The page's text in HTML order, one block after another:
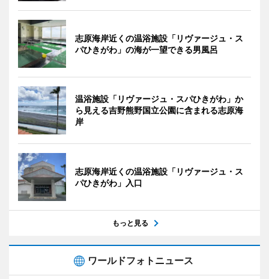
志原海岸近くの温浴施設「リヴァージュ・ス
パひきがわ」の海が一望できる男風呂
温浴施設「リヴァージュ・スパひきがわ」か
ら見える吉野熊野国立公園に含まれる志原海
岸
志原海岸近くの温浴施設「リヴァージュ・ス
パひきがわ」入口
もっと見る
ワールドフォトニュース